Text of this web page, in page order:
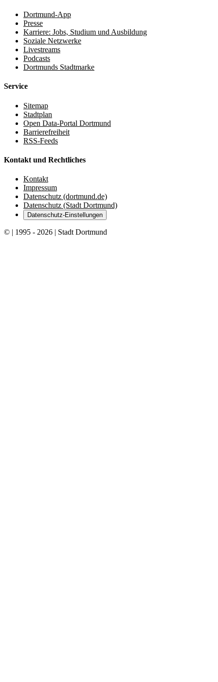
Dortmund-App
Presse
Karriere: Jobs, Studium und Ausbildung
Soziale Netzwerke
Livestreams
Podcasts
Dortmunds Stadtmarke
Service
Sitemap
Stadtplan
Open Data-Portal Dortmund
Barrierefreiheit
RSS-Feeds
Kontakt und Rechtliches
Kontakt
Impressum
Datenschutz (dortmund.de)
Datenschutz (Stadt Dortmund)
Datenschutz-Einstellungen
© | 1995 - 2026 | Stadt Dortmund